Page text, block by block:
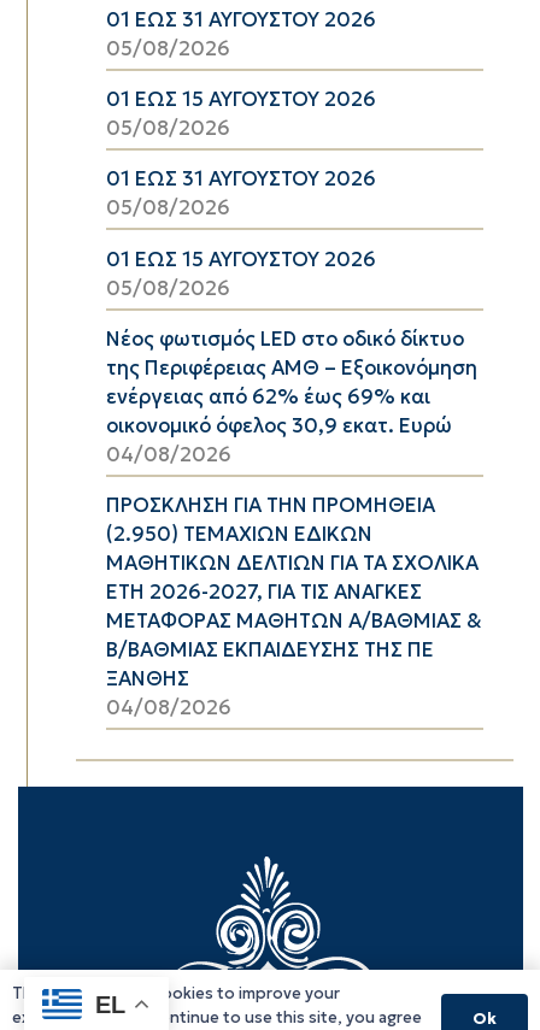
01 ΕΩΣ 31 ΑΥΓΟΥΣΤΟΥ 2026
05/08/2026
01 ΕΩΣ 15 ΑΥΓΟΥΣΤΟΥ 2026
05/08/2026
01 ΕΩΣ 31 ΑΥΓΟΥΣΤΟΥ 2026
05/08/2026
01 ΕΩΣ 15 ΑΥΓΟΥΣΤΟΥ 2026
05/08/2026
Νέος φωτισμός LED στο οδικό δίκτυο
της Περιφέρειας ΑΜΘ – Εξοικονόμηση
ενέργειας από 62% έως 69% και
οικονομικό όφελος 30,9 εκατ. Ευρώ
04/08/2026
ΠΡΟΣΚΛΗΣΗ ΓΙΑ ΤΗΝ ΠΡΟΜΗΘΕΙΑ
(2.950) ΤΕΜΑΧΙΩΝ ΕΔΙΚΩΝ
ΜΑΘΗΤΙΚΩΝ ΔΕΛΤΙΩΝ ΓΙΑ ΤΑ ΣΧΟΛΙΚΑ
ΕΤΗ 2026-2027, ΓΙΑ ΤΙΣ ΑΝΑΓΚΕΣ
ΜΕΤΑΦΟΡΑΣ ΜΑΘΗΤΩΝ Α/ΒΑΘΜΙΑΣ &
Β/ΒΑΘΜΙΑΣ ΕΚΠΑΙΔΕΥΣΗΣ ΤΗΣ ΠΕ
ΞΑΝΘΗΣ
04/08/2026
EL
This website uses cookies to improve your
experience. If you continue to use this site, you agree
Ok